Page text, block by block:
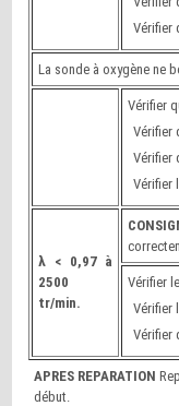
Vérifier
La sonde à oxygène ne
Vérifier
Vérifier
Vérifier
Vérifier
λ < 0,97 à
2500
tr/min.
Vérifier
Vérifier
Vérifier
APRES REPARATION
début.